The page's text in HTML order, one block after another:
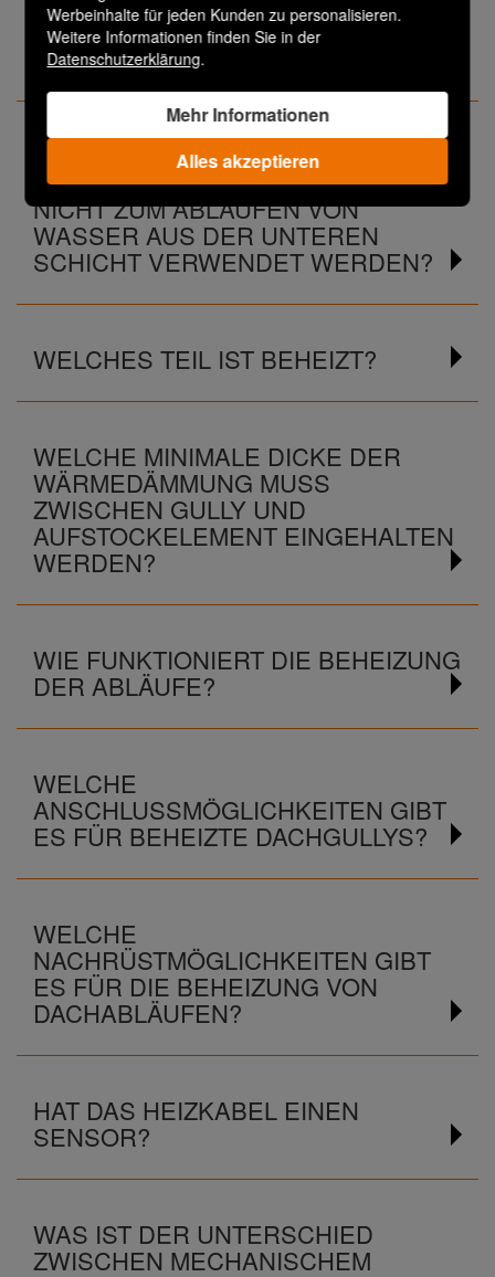
Werbeinhalte für jeden Kunden zu personalisieren.
Weitere Informationen finden Sie in der
Datenschutzerklärung.
Mehr Informationen
Alles akzeptieren
DACHGULLY DIE ENTWÄSSERUNG
DER DAMPFSPERRE?
WARUM WERDEN ZWEISTUFIGE
ABLÄUFE VERWENDET, WENN SIE
NICHT ZUM ABLAUFEN VON
WASSER AUS DER UNTEREN
SCHICHT VERWENDET WERDEN?
WELCHES TEIL IST BEHEIZT?
WELCHE MINIMALE DICKE DER
WÄRMEDÄMMUNG MUSS
ZWISCHEN GULLY UND
AUFSTOCKELEMENT EINGEHALTEN
WERDEN?
WIE FUNKTIONIERT DIE BEHEIZUNG
DER ABLÄUFE?
WELCHE
ANSCHLUSSMÖGLICHKEITEN GIBT
ES FÜR BEHEIZTE DACHGULLYS?
WELCHE
NACHRÜSTMÖGLICHKEITEN GIBT
ES FÜR DIE BEHEIZUNG VON
DACHABLÄUFEN?
HAT DAS HEIZKABEL EINEN
SENSOR?
WAS IST DER UNTERSCHIED
ZWISCHEN MECHANISCHEM